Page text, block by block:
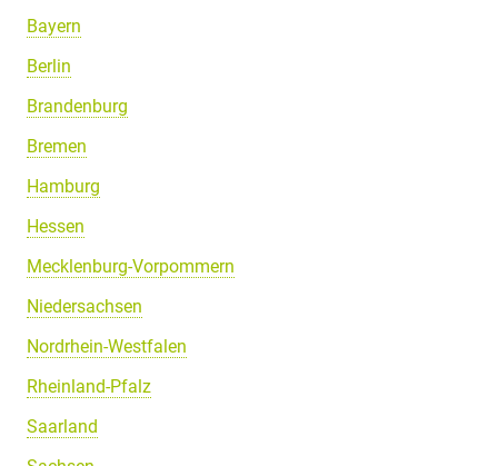
Bayern
Berlin
Brandenburg
Bremen
Hamburg
Hessen
Mecklenburg-Vorpommern
Niedersachsen
Nordrhein-Westfalen
Rheinland-Pfalz
Saarland